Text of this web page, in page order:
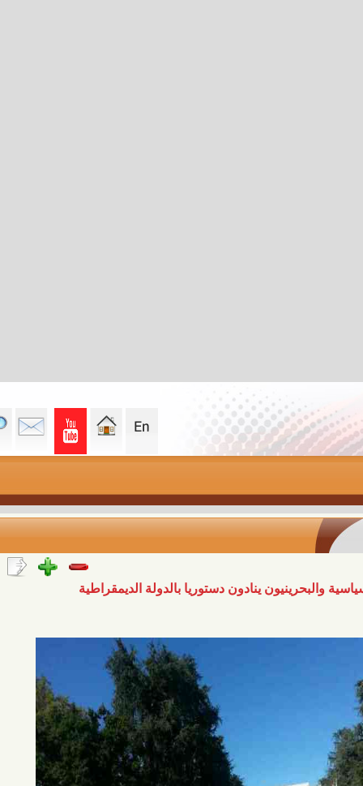
ينادون دستوريا بالدولة الديمقراطية